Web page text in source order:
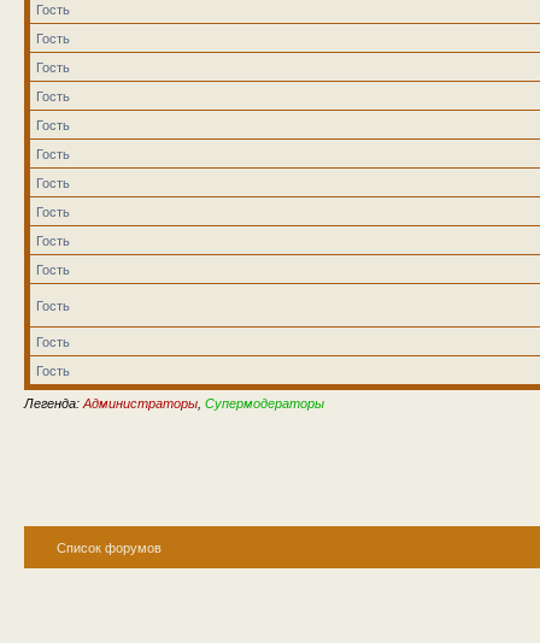
Гость
Гость
Гость
Гость
Гость
Гость
Гость
Гость
Гость
Гость
Гость
Гость
Гость
Легенда: Администраторы Супермодераторы
Список форумов